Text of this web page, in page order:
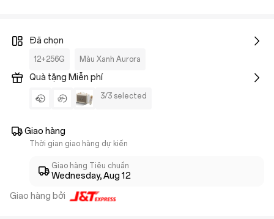
Đã chọn
12+256G Màu Xanh Aurora
Quà tặng Miễn phí
3/3 selected
Giao hàng
Thời gian giao hàng dự kiến
Giao hàng Tiêu chuẩn
Wednesday, Aug 12
Giao hàng bởi